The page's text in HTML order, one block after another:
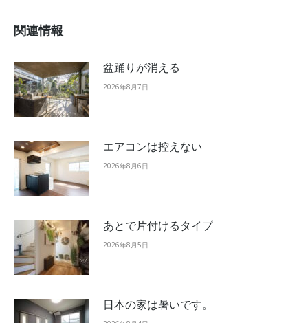
関連情報
盆踊りが消える
2026年8月7日
エアコンは控えない
2026年8月6日
あとで片付けるタイプ
2026年8月5日
日本の家は暑いです。